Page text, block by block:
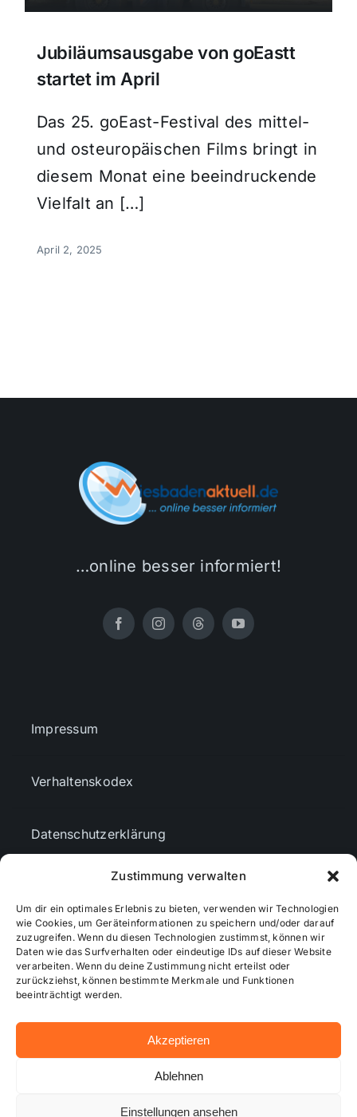
Zustimmung verwalten
Um dir ein optimales Erlebnis zu bieten, verwenden wir Technologien
wie Cookies, um Geräteinformationen zu speichern und/oder darauf
zuzugreifen. Wenn du diesen Technologien zustimmst, können wir
Daten wie das Surfverhalten oder eindeutige IDs auf dieser Website
verarbeiten. Wenn du deine Zustimmung nicht erteilst oder
zurückziehst, können bestimmte Merkmale und Funktionen
beeinträchtigt werden.
Akzeptieren
Ablehnen
Einstellungen ansehen
Jubiläumsausgabe von goEastt
startet im April
Das 25. goEast-Festival des mittel-
und osteuropäischen Films bringt in
diesem Monat eine beeindruckende
Vielfalt an […]
April 2, 2025
…online besser informiert!
Impressum
Verhaltenskodex
Datenschutzerklärung
Cookie-Richtlinie (EU)
Mediendaten
© 2026 - Wiesbadenaktuell ...online besser informiert!